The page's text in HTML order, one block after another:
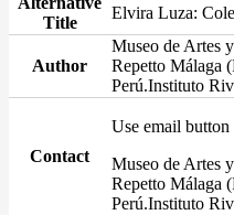
Title
Elvira Luza:
Author
Museo de Artes
Repetto Málaga
Perú.Instituto
Contact
Use email button
Museo de Artes
Repetto Málaga
Perú.Instituto